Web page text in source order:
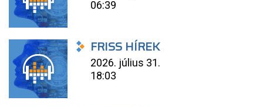
06:39
FRISS HÍREK
2026. július 31.
18:03